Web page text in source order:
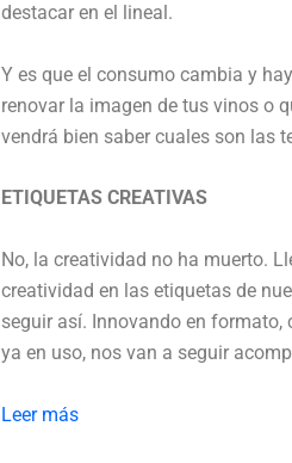
destacar en el lineal.
Y es que el consumo cambia y
renovar la imagen de tus vinos o
vendrá bien saber cuales son las
ETIQUETAS CREATIVAS
No, la creatividad no ha muerto.
creatividad en las etiquetas de
seguir así. Innovando en
ya en uso, nos van a seguir
Leer más